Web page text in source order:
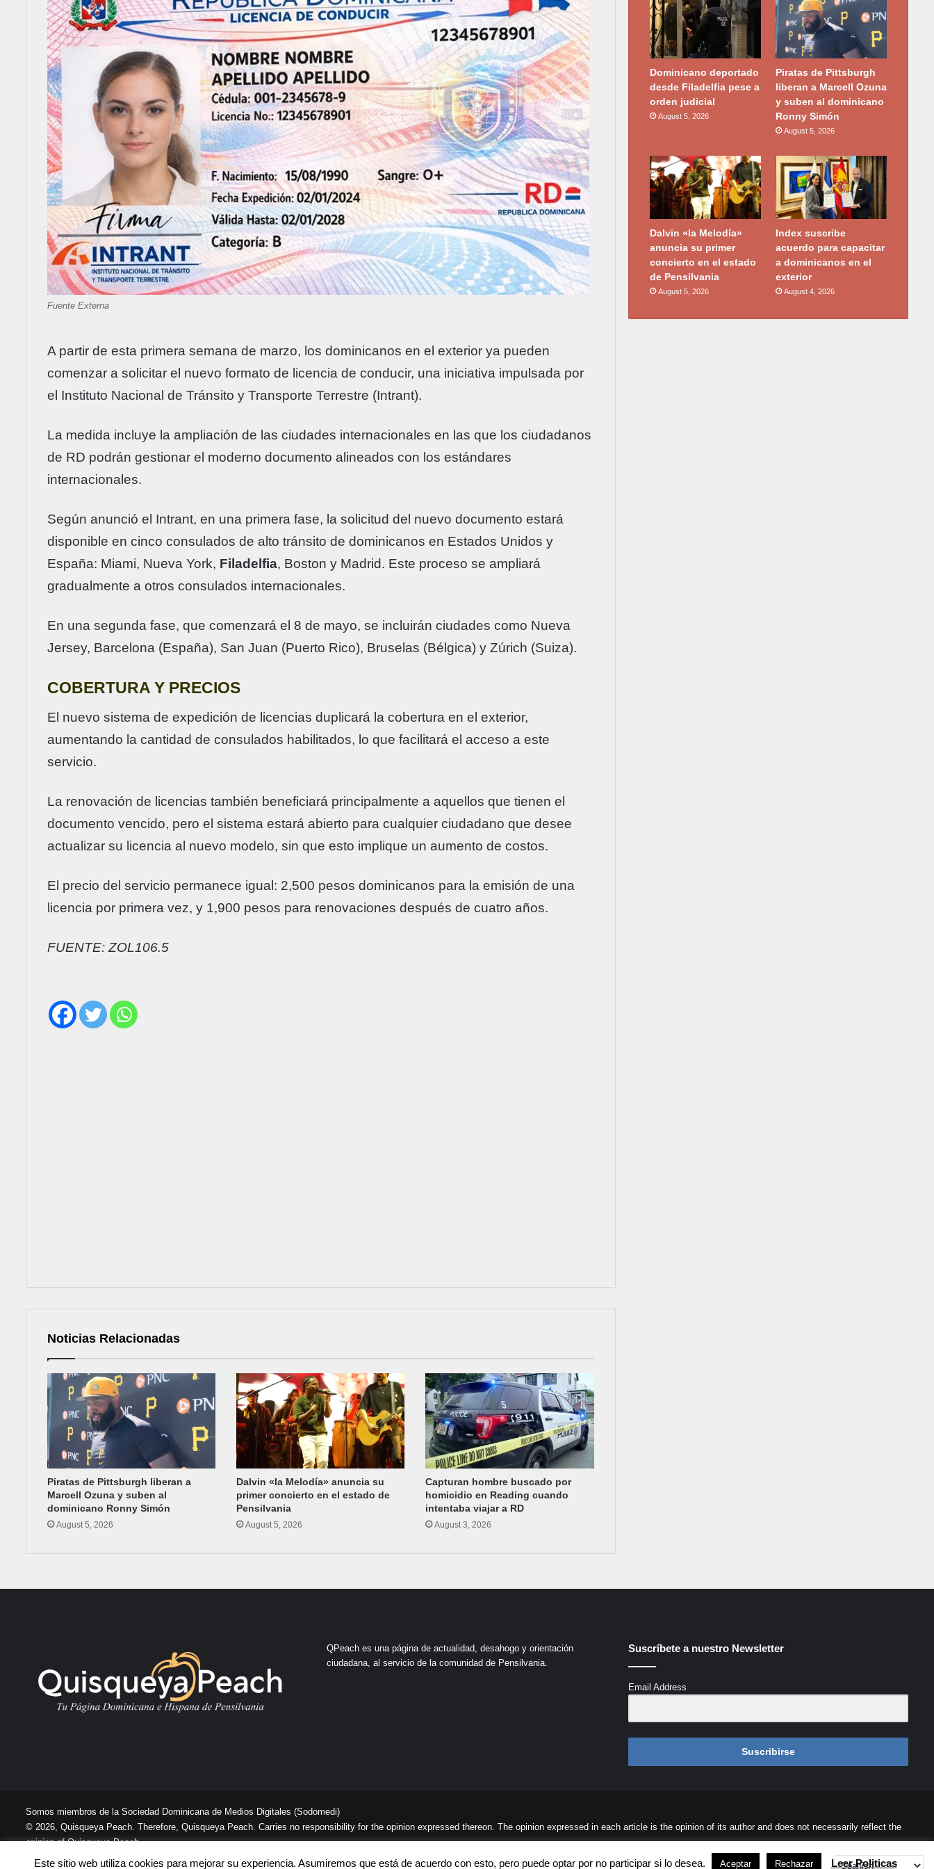
Fuente Externa
A partir de esta primera semana de marzo, los dominicanos en el exterior ya pueden
comenzar a solicitar el nuevo formato de licencia de conducir, una iniciativa impulsada por
el Instituto Nacional de Tránsito y Transporte Terrestre (Intrant).
La medida incluye la ampliación de las ciudades internacionales en las que los ciudadanos
de RD podrán gestionar el moderno documento alineados con los estándares
internacionales.
Según anunció el Intrant, en una primera fase, la solicitud del nuevo documento estará
disponible en cinco consulados de alto tránsito de dominicanos en Estados Unidos y
España: Miami, Nueva York, Filadelfia, Boston y Madrid. Este proceso se ampliará
gradualmente a otros consulados internacionales.
En una segunda fase, que comenzará el 8 de mayo, se incluirán ciudades como Nueva
Jersey, Barcelona (España), San Juan (Puerto Rico), Bruselas (Bélgica) y Zúrich (Suiza).
COBERTURA Y PRECIOS
El nuevo sistema de expedición de licencias duplicará la cobertura en el exterior,
aumentando la cantidad de consulados habilitados, lo que facilitará el acceso a este
servicio.
La renovación de licencias también beneficiará principalmente a aquellos que tienen el
documento vencido, pero el sistema estará abierto para cualquier ciudadano que desee
actualizar su licencia al nuevo modelo, sin que esto implique un aumento de costos.
El precio del servicio permanece igual: 2,500 pesos dominicanos para la emisión de una
licencia por primera vez, y 1,900 pesos para renovaciones después de cuatro años.
FUENTE: ZOL106.5
Noticias Relacionadas
Piratas de Pittsburgh liberan a
Marcell Ozuna y suben al
dominicano Ronny Simón
August 5, 2026
Dalvin «la Melodía» anuncia su
primer concierto en el estado de
Pensilvania
August 5, 2026
Capturan hombre buscado por
homicidio en Reading cuando
intentaba viajar a RD
August 3, 2026
Dominicano deportado
desde Filadelfia pese a
orden judicial
August 5, 2026
Piratas de Pittsburgh
liberan a Marcell Ozuna
y suben al dominicano
Ronny Simón
August 5, 2026
Dalvin «la Melodía»
anuncia su primer
concierto en el estado
de Pensilvania
August 5, 2026
Index suscribe
acuerdo para capacitar
a dominicanos en el
exterior
August 4, 2026
QPeach es una página de actualidad, desahogo y orientación
ciudadana, al servicio de la comunidad de Pensilvania.
Suscríbete a nuestro Newsletter
Email Address
Suscribirse
Somos miembros de la Sociedad Dominicana de Medios Digitales (Sodomedi)
© 2026, Quisqueya Peach. Therefore, Quisqueya Peach. Carries no responsibility for the opinion expressed thereon. The opinion expressed in each article is the opinion of its author and does not necessarily reflect the
opinion of Quisqueya Peach .
Desarrollada por Palaeli Studio
Contacto Cookies Términos de Uso
Este sitio web utiliza cookies para mejorar su experiencia. Asumiremos que está de acuerdo con esto, pero puede optar por no participar si lo desea. Aceptar Rechazar Leer Politicas